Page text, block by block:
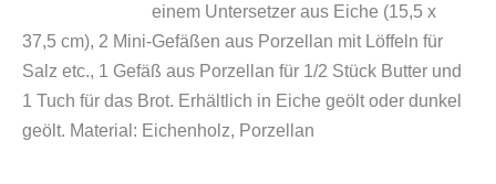
einem Untersetzer aus Eiche (15,5 x
37,5 cm), 2 Mini-Gefäßen aus Porzellan mit Löffeln für
Salz etc., 1 Gefäß aus Porzellan für 1/2 Stück Butter und
1 Tuch für das Brot. Erhältlich in Eiche geölt oder dunkel
geölt. Material: Eichenholz, Porzellan